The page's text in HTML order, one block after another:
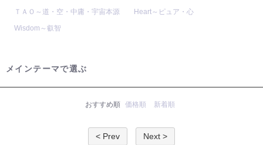
ＴＡＯ～道・空・中庸・宇宙本源
Heart～ピュア・心
Wisdom～叡智
メインテーマで選ぶ
おすすめ順 価格順 新着順
< Prev Next >